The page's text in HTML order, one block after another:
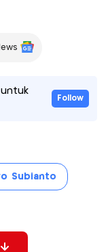
untuk
Follow
Subianto